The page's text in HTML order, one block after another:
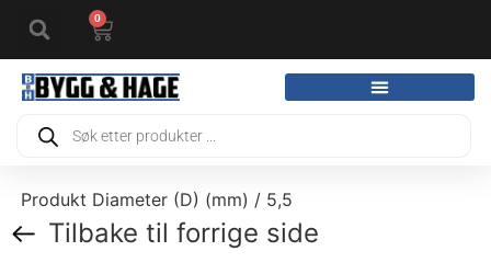
0
Produkt Diameter (D) (mm) / 5,5
Tilbake til forrige side